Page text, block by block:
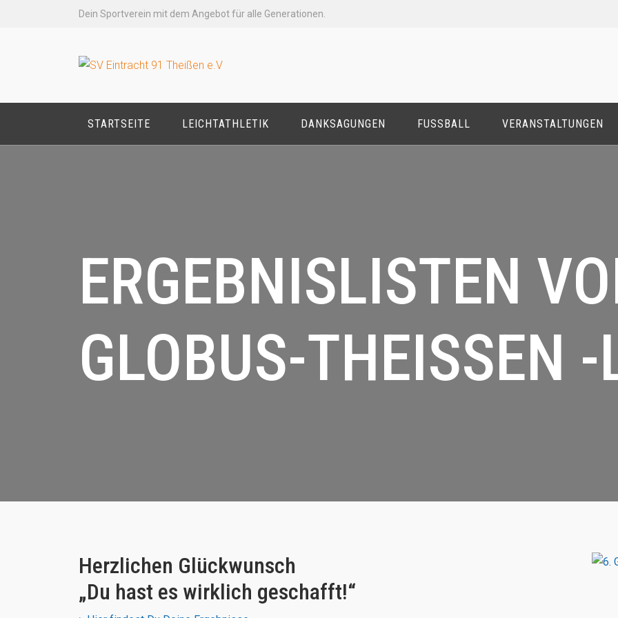
Dein Sportverein mit dem Angebot für alle Generationen.
STARTSEITE LEICHTATHLETIK DANKSAGUNGEN FUSSBALL VERANSTALTUNGEN
ERGEBNISLISTEN
GLOBUS-THEISSEN -
Herzlichen Glückwunsch
„Du hast es wirklich geschafft!“